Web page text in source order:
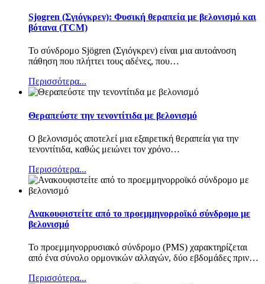
Sjogren (Σγιόγκρεν): Φυσική θεραπεία με βελονισμό και
βότανα (TCM)
Το σύνδρομο Sjögren (Σγιόγκρεν) είναι μια αυτοάνοση
πάθηση που πλήττει τους αδένες, που…
Περισσότερα...
Θεραπεύστε την τενοντίτιδα με βελονισμό
Ο βελονισμός αποτελεί μια εξαιρετική θεραπεία για την
τενοντίτιδα, καθώς μειώνει τον χρόνο…
Περισσότερα...
Ανακουφιστείτε από το προεμμηνορροϊκό σύνδρομο με
βελονισμό
Το προεμμηνορρυσιακό σύνδρομο (PMS) χαρακτηρίζεται
από ένα σύνολο ορμονικών αλλαγών, δύο εβδομάδες πριν…
Περισσότερα...